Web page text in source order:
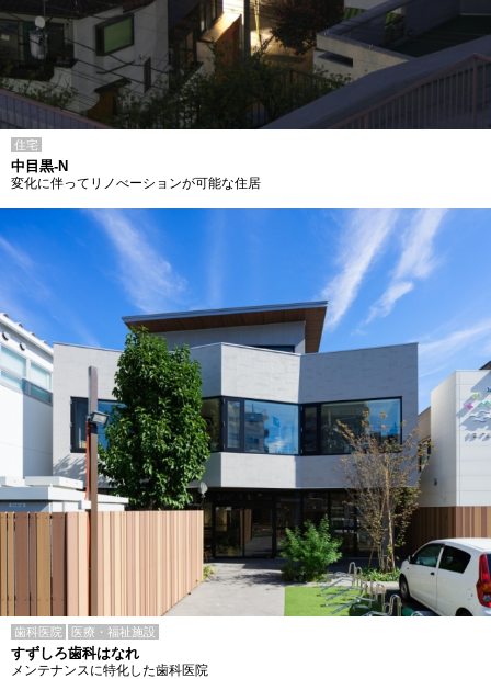
住宅
中目黒-N
変化に伴ってリノべーションが可能な住居
歯科医院 医療・福祉施設
すずしろ歯科はなれ
メンテナンスに特化した歯科医院